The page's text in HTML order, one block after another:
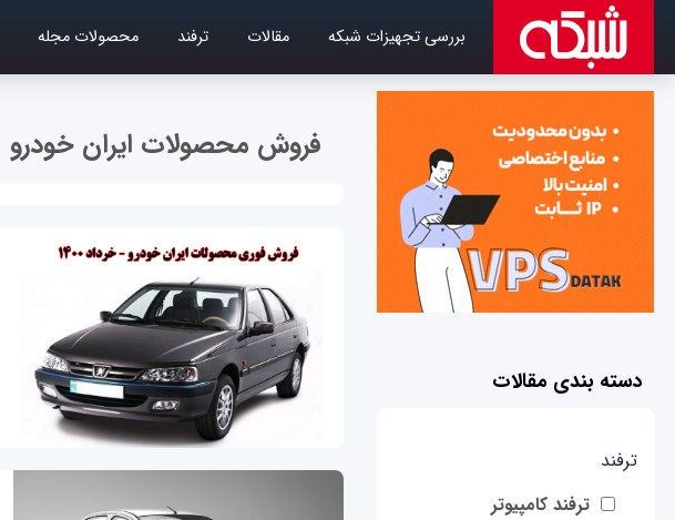
بررسی تجهیزات شبکه مقالات ترفند محصولات مجله
دسته بندی مقالات
ترفند
ترفند کامپیوتر
فروش محصولات ایران خودرو